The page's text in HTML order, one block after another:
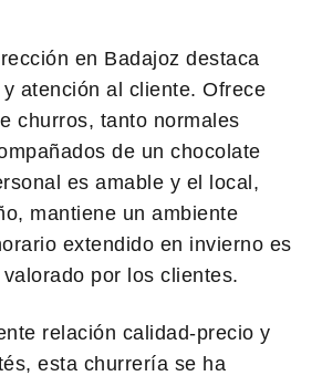
en Badajoz destaca
y atención al cliente. Ofrece
churros, tanto normales
de un chocolate
es amable y el local,
mantiene un ambiente
extendido en invierno es
por los clientes.
relación calidad-precio y
esta churrería se ha